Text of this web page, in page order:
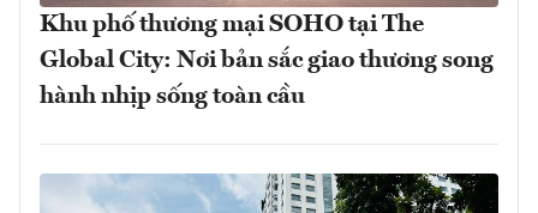
Khu phố thương mại SOHO tại The
Global City: Nơi bản sắc giao thương song
hành nhịp sống toàn cầu